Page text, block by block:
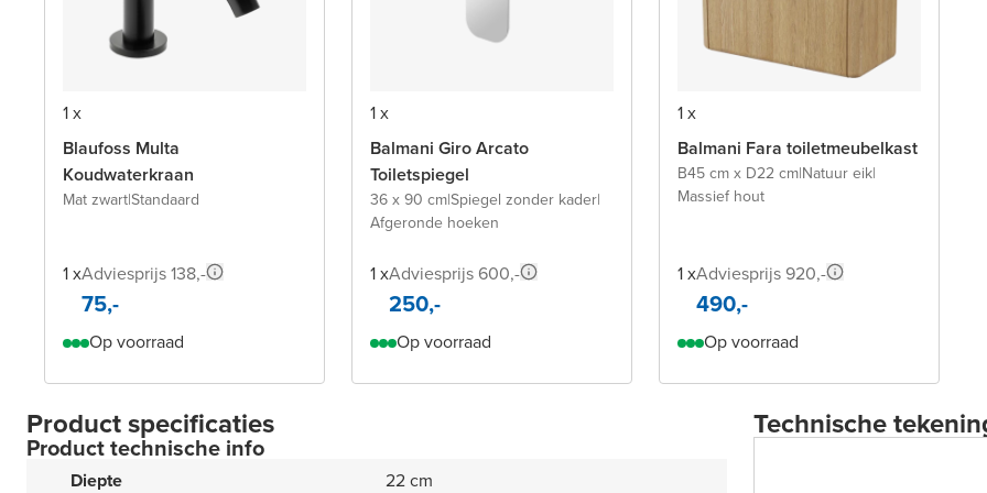
1 x
Blaufoss Multa
Koudwaterkraan
Mat zwart|Standaard
1 xAdviesprijs 138,-
75,-
Op voorraad
1 x
Balmani Giro Arcato
Toiletspiegel
36 x 90 cm|Spiegel zonder kader|
Afgeronde hoeken
1 xAdviesprijs 600,-
250,-
Op voorraad
1 x
Balmani Fara toiletmeubelkast
B45 cm x D22 cm|Natuur eik|
Massief hout
1 xAdviesprijs 920,-
490,-
Op voorraad
Product specificaties
Product technische info
Diepte
22 cm
Technische